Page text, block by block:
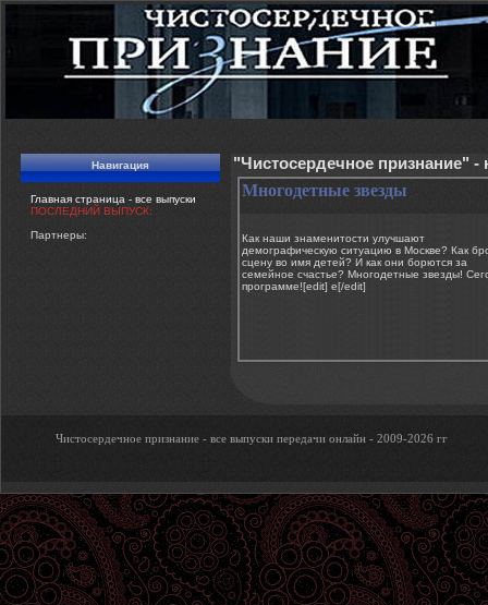
Навигация
Главная страница - все выпуски
ПОСЛЕДНИЙ ВЫПУСК:
Партнеры:
"Чистосердечное признание"
Многодетные звезды
Как наши знаменитости улучшают
демографическую ситуацию в Москве? Как
сцену во имя детей? И как они борются за
семейное счастье? Многодетные звезды!
программе![edit] e[/edit]
Чистосердечное признание - все выпуски передачи онлайн - 2009-2026 гг